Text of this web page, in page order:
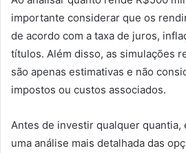
importante considerar que os
de acordo com a taxa de juros,
títulos. Além disso, as simulações
são apenas estimativas e não
impostos ou custos associados.
Antes de investir qualquer quantia,
uma análise mais detalhada das